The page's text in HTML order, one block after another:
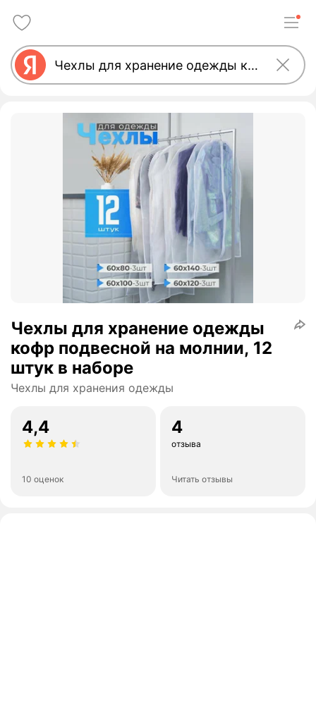
Чехлы для хранение одежды
кофр подвесной на молнии, 12
штук в наборе
Чехлы для хранения одежды
4,4
10 оценок
4
отзыва
Читать отзывы